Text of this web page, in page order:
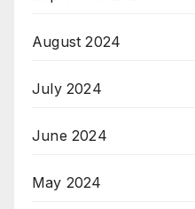
August 2024
July 2024
June 2024
May 2024